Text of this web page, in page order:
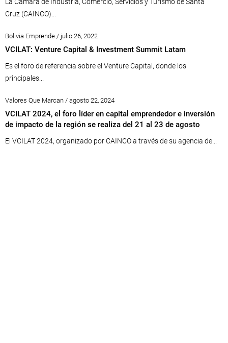
Cruz (CAINCO)...
Bolivia Emprende / julio 26, 2022
VCILAT: Venture Capital & Investment Summit Latam
Es el foro de referencia sobre el Venture Capital, donde los
principales...
Valores Que Marcan / agosto 22, 2024
VCILAT 2024, el foro líder en capital emprendedor e inversión
de impacto de la región se realiza del 21 al 23 de agosto
El VCILAT 2024, organizado por CAINCO a través de su agencia de...